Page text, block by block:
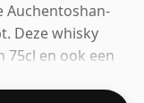
Auchentoshan-
Deze whisky
en ook een
normaal is voor